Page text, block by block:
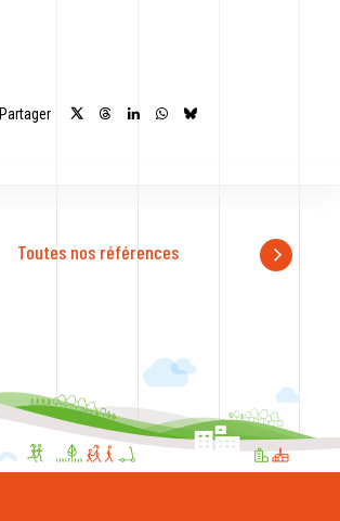
Partager
Toutes nos références